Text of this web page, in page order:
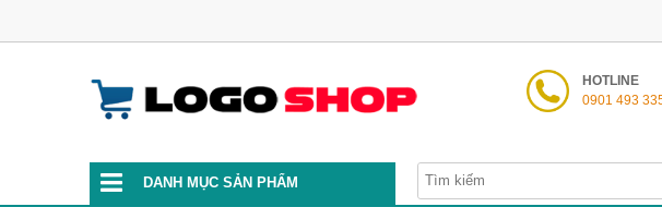
HOTLINE
0901 493
DANH MỤC SẢN PHẨM